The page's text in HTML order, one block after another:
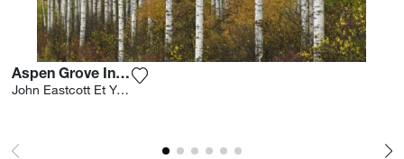
Aspen Grove In Autumn
John Eastcott Et Yva Momatiuk